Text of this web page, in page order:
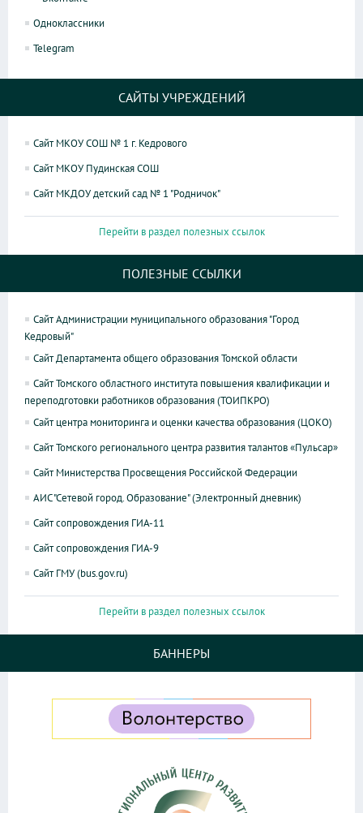
Одноклассники
Telegram
САЙТЫ УЧРЕЖДЕНИЙ
Сайт МКОУ СОШ № 1 г. Кедрового
Сайт МКОУ Пудинская СОШ
Сайт МКДОУ детский сад № 1 "Родничок"
Перейти в раздел полезных ссылок
ПОЛЕЗНЫЕ ССЫЛКИ
Сайт Администрации муниципального образования "Город
Кедровый"
Сайт Департамента общего образования Томской области
Сайт Томского областного института повышения квалификации и
переподготовки работников образования (ТОИПКРО)
Сайт центра мониторинга и оценки качества образования (ЦОКО)
Сайт Томского регионального центра развития талантов «Пульсар»
Сайт Министерства Просвещения Российской Федерации
АИС "Сетевой город. Образование" (Электронный дневник)
Сайт сопровождения ГИА-11
Сайт сопровождения ГИА-9
Сайт ГМУ (bus.gov.ru)
Перейти в раздел полезных ссылок
БАННЕРЫ